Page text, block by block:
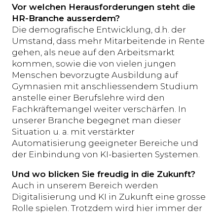
Vor welchen Herausforderungen steht die
HR-Branche ausserdem?
Die demografische Entwicklung, d.h. der
Umstand, dass mehr Mitarbeitende in Rente
gehen, als neue auf den Arbeitsmarkt
kommen, sowie die von vielen jungen
Menschen bevorzugte Ausbildung auf
Gymnasien mit anschliessendem Studium
anstelle einer Berufslehre wird den
Fachkräftemangel weiter verschärfen. In
unserer Branche begegnet man dieser
Situation u. a. mit verstärkter
Automatisierung geeigneter Bereiche und
der Einbindung von KI-basierten Systemen.
Und wo blicken Sie freudig in die Zukunft?
Auch in unserem Bereich werden
Digitalisierung und KI in Zukunft eine grosse
Rolle spielen. Trotzdem wird hier immer der